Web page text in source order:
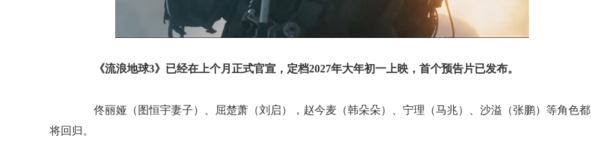
《流浪地球3》已经在上个月正式官宣，定档2027年大年初一上映，首个预告片已发布。
佟丽娅（图恒宇妻子）、屈楚萧（刘启），赵今麦（韩朵朵）、宁理（马兆）、沙溢（张鹏）等角色都
将回归。